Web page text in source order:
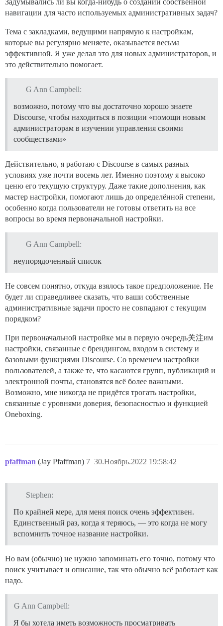
навигации для часто используемых административных задач?
Тема с закладками, ведущими напрямую к настройкам,
которые вы регулярно меняете, оказывается весьма
эффективной. Я уже делал это для новых администраторов, и
это действительно помогает.
G Ann Campbell:
возможно, потому что вы достаточно хорошо знаете
Discourse, чтобы находиться в позиции «помощи новым
администраторам в изучении управления своими
сообществами»
Действительно, я работаю с Discourse в самых разных
условиях уже почти восемь лет. Именно поэтому я высоко
ценю его текущую структуру. Даже такие дополнения, как
мастер настройки, помогают лишь до определённой степени,
особенно когда пользователи не готовы ответить на все
вопросы во время первоначальной настройки.
G Ann Campbell:
неупорядоченный список
Не совсем понятно, откуда взялось такое предположение. Не
будет ли справедливее сказать, что ваши собственные
административные задачи просто не совпадают с текущим
порядком?
При первоначальной настройке мы в первую очередь关注им
настройки, связанные с брендингом, входом в систему и
базовыми функциями Discourse. Со временем настройки
пользователей, а также те, что касаются групп, публикаций и
электронной почты, становятся всё более важными.
Возможно, мне никогда не придётся трогать настройки,
связанные с уровнями доверия, безопасностью и функцией
Oneboxing.
pfaffman (Jay Pfaffman) 30.Ноябрь.2022 19:58:42
7
Stephen:
По крайней мере, для меня поиск очень эффективен.
Единственный раз, когда я теряюсь, — это когда не могу
вспомнить точное название настройки.
Но вам (обычно) не нужно запоминать его точно, потому что
поиск учитывает и описание, так что обычно всё работает как
надо.
G Ann Campbell:
Я бы хотела иметь возможность просматривать